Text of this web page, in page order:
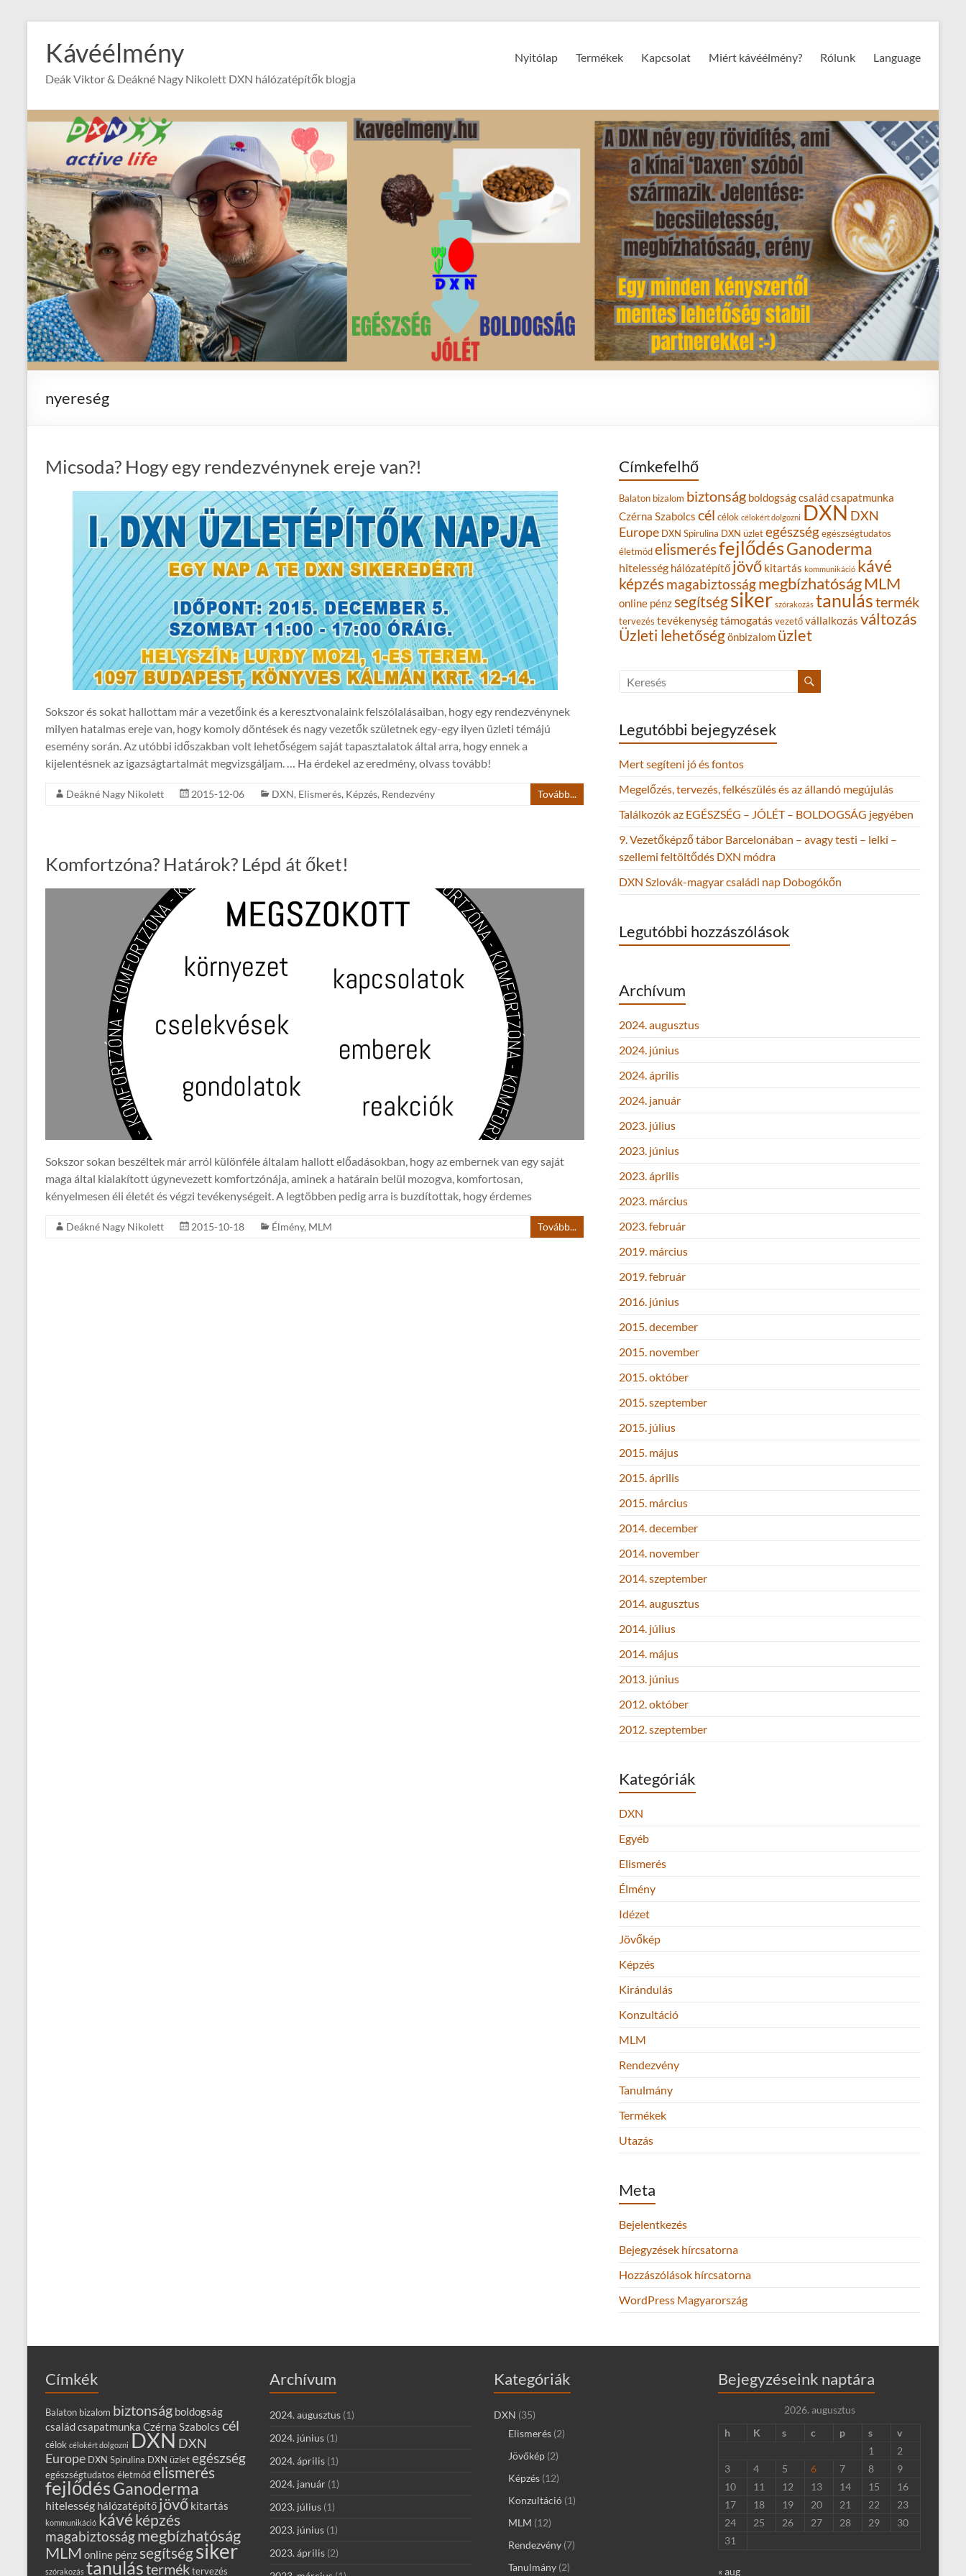
content
Kávéélmény
Deák Viktor & Deákné Nagy Nikolett DXN hálózatépítők blogja
Nyitólap Termékek Kapcsolat Miért kávéélmény? Rólunk Language
nyereség
Micsoda? Hogy egy rendezvénynek ereje van?!
Sokszor és sokat hallottam már a vezetőink és a keresztvonalaink felszólalásaiban, hogy egy rendezvénynek
milyen hatalmas ereje van, hogy komoly döntések és nagy vezetők születnek egy-egy ilyen üzleti témájú
esemény során. Az utóbbi időszakban volt lehetőségem saját tapasztalatok által arra, hogy ennek a
kijelentésnek az igazságtartalmát megvizsgáljam. … Ha érdekel az eredmény, olvass tovább!
Deákné Nagy Nikolett 2015-12-06 DXN, Elismerés, Képzés, Rendezvény Tovább...
Komfortzóna? Határok? Lépd át őket!
Sokszor sokan beszéltek már arról különféle általam hallott előadásokban, hogy az embernek van egy saját
maga által kialakított úgynevezett komfortzónája, aminek a határain belül mozogva, komfortosan,
kényelmesen éli életét és végzi tevékenységeit. A legtöbben pedig arra is buzdítottak, hogy érdemes
Deákné Nagy Nikolett 2015-10-18 Élmény, MLM Tovább...
Címkefelhő
Balaton bizalom biztonság boldogságcsaládcsapatmunka
Czérna Szabolcs cél célok célokért dolgozni DXNDXN
Europe DXN Spirulina DXN üzletegészségegészségtudatos
életmódelismerésfejlődésGanoderma
hitelesség hálózatépítő jövő kitartás kommunikáció kávé
képzésmagabiztosságmegbízhatóságMLM
online pénzsegítségsiker szórakozás tanulástermék
tervezés tevékenységtámogatásvezetővállalkozás változás
Üzleti lehetőségönbizalom üzlet
Legutóbbi bejegyzések
Mert segíteni jó és fontos
Megelőzés, tervezés, felkészülés és az állandó megújulás
Találkozók az EGÉSZSÉG – JÓLÉT – BOLDOGSÁG jegyében
9. Vezetőképző tábor Barcelonában – avagy testi – lelki –
szellemi feltöltődés DXN módra
DXN Szlovák-magyar családi nap Dobogókőn
Legutóbbi hozzászólások
Archívum
2024. augusztus
2024. június
2024. április
2024. január
2023. július
2023. június
2023. április
2023. március
2023. február
2019. március
2019. február
2016. június
2015. december
2015. november
2015. október
2015. szeptember
2015. július
2015. május
2015. április
2015. március
2014. december
2014. november
2014. szeptember
2014. augusztus
2014. július
2014. május
2013. június
2012. október
2012. szeptember
Kategóriák
DXN
Egyéb
Elismerés
Élmény
Idézet
Jövőkép
Képzés
Kirándulás
Konzultáció
MLM
Rendezvény
Tanulmány
Termékek
Utazás
Meta
Bejelentkezés
Bejegyzések hírcsatorna
Hozzászólások hírcsatorna
WordPress Magyarország
Címkék
Balaton bizalom biztonság boldogság
családcsapatmunka Czérna Szabolcs cél
célok célokért dolgozni DXN DXN
Europe DXN Spirulina DXN üzletegészség
egészségtudatos életmódelismerés
fejlődésGanoderma
hitelesség hálózatépítő jövő kitartás
kommunikáció kávé képzés
magabiztosságmegbízhatóság
MLM online pénz segítségsiker
szórakozás tanulásterméktervezés
Archívum
2024. augusztus (1)
2024. június (1)
2024. április (1)
2024. január (1)
2023. július (1)
2023. június (1)
2023. április (2)
Kategóriák
DXN (35)
Elismerés (2)
Jövőkép (2)
Képzés (12)
Konzultáció (1)
MLM (12)
Rendezvény (7)
Tanulmány (2)
Bejegyzéseink naptára
2026. augusztus
h
K s c p s
v
1
2
3
4 5 6 7 8
9
10
11 12 13 14 15
16
17
18 19 20 21 22
23
24
25 26 27 28 29
30
31
« aug